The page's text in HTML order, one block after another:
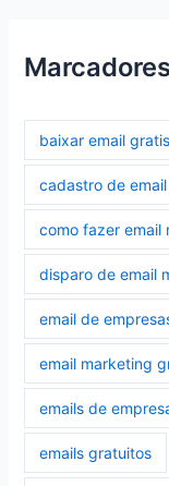
Marcadores
baixar email gratis
cadastro de
como fazer email
disparo de email
email de
email marketing
emails de
emails gratuitos